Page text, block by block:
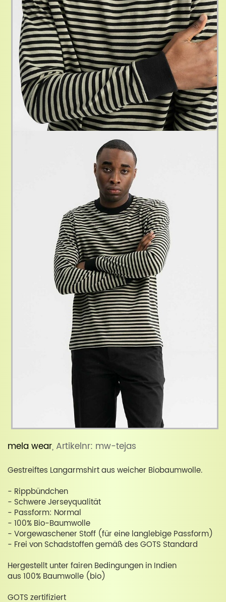
mela wear, Artikelnr: mw-tejas
Gestreiftes Langarmshirt aus weicher Biobaumwolle.
- Rippbündchen
- Schwere Jerseyqualität
- Passform: Normal
- 100% Bio-Baumwolle
- Vorgewaschener Stoff (für eine langlebige Passform)
- Frei von Schadstoffen gemäß des GOTS Standard
Hergestellt unter fairen Bedingungen in Indien
aus 100% Baumwolle (bio)
GOTS zertifiziert